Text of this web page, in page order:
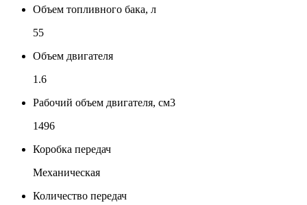
Объем топливного бака, л
55
Объем двигателя
1.6
Рабочий объем двигателя, см3
1496
Коробка передач
Механическая
Количество передач